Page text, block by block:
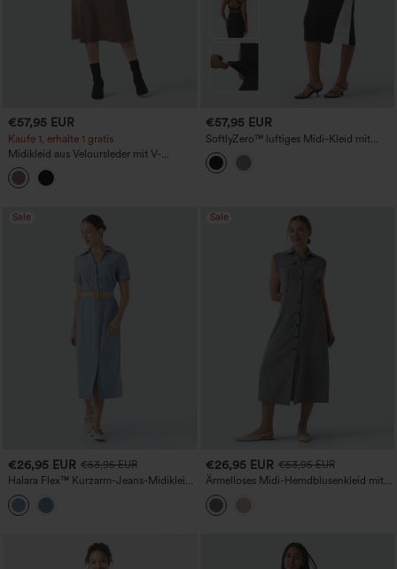
€57,95 EUR
Kaufe 1, erhalte 1 gratis
Midikleid aus Veloursleder mit V-
Ausschnitt, Schnürung und langen
Ärmeln – Businesskleid
€57,95 EUR
SoftlyZero™ luftiges Midi-Kleid mit
integriertem BH, Bauchkontrolle und
integrierter Formwäsche, Bodycon,
Colorblock, Cool‑Touch – Easy Peezy
Sale
€26,95 EUR €53,95 EUR
Halara Flex™ Kurzarm-Jeans-Midikleid
Casual mit Taschen
Sale
€26,95 EUR €53,95 EUR
Ärmelloses Midi-Hemdblusenkleid mit
Leinenoptik für das Büro